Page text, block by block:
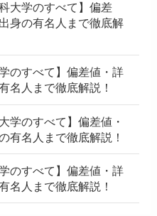
大学のすべて】偏差
身の有名人まで徹底解
のすべて】偏差値・詳
名人まで徹底解説！
学のすべて】偏差値・
有名人まで徹底解説！
のすべて】偏差値・詳
名人まで徹底解説！